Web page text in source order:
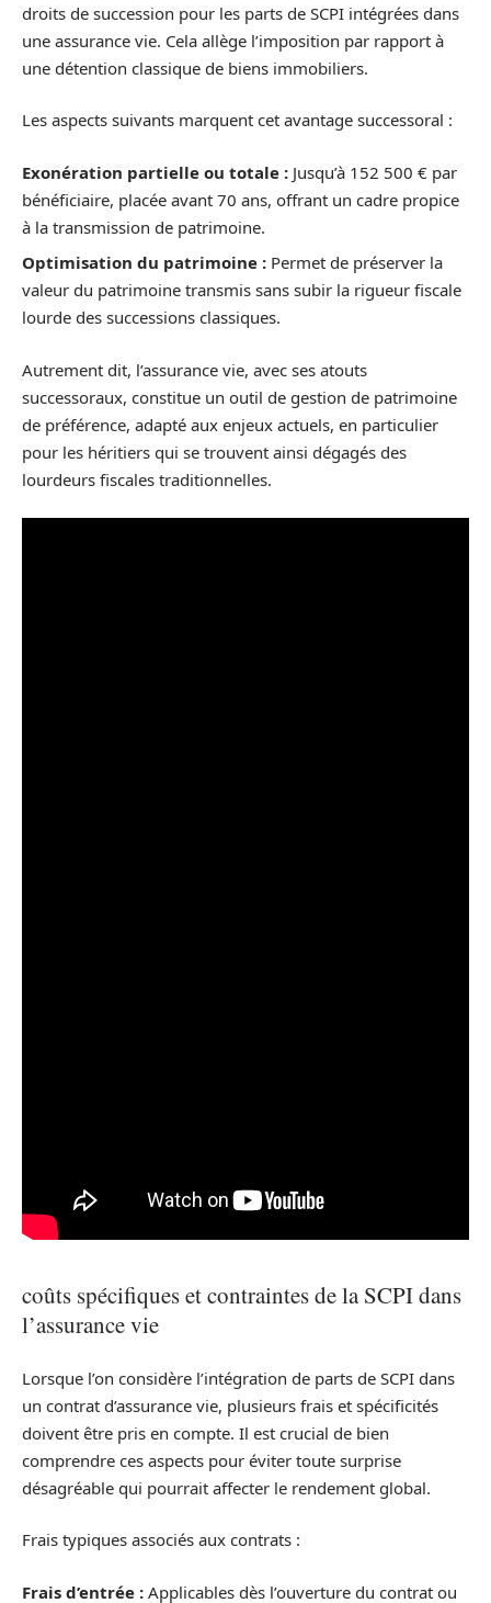
droits de succession pour les parts de SCPI intégrées dans
une assurance vie. Cela allège l’imposition par rapport à
une détention classique de biens immobiliers.
Les aspects suivants marquent cet avantage successoral :
Exonération partielle ou totale : Jusqu’à 152 500 € par
bénéficiaire, placée avant 70 ans, offrant un cadre propice
à la transmission de patrimoine.
Optimisation du patrimoine : Permet de préserver la
valeur du patrimoine transmis sans subir la rigueur fiscale
lourde des successions classiques.
Autrement dit, l’assurance vie, avec ses atouts
successoraux, constitue un outil de gestion de patrimoine
de préférence, adapté aux enjeux actuels, en particulier
pour les héritiers qui se trouvent ainsi dégagés des
lourdeurs fiscales traditionnelles.
coûts spécifiques et contraintes de la SCPI dans
l’assurance vie
Lorsque l’on considère l’intégration de parts de SCPI dans
un contrat d’assurance vie, plusieurs frais et spécificités
doivent être pris en compte. Il est crucial de bien
comprendre ces aspects pour éviter toute surprise
désagréable qui pourrait affecter le rendement global.
Frais typiques associés aux contrats :
Frais d’entrée : Applicables dès l’ouverture du contrat ou